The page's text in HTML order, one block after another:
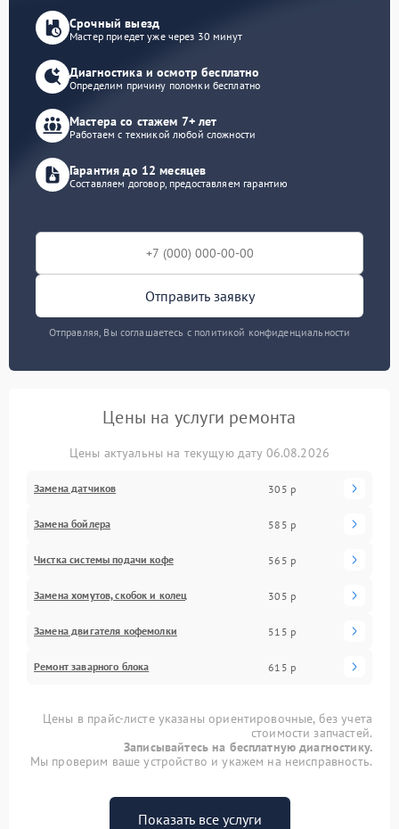
Срочный выезд
Мастер приедет уже через 30 минут
Диагностика и осмотр бесплатно
Определим причину поломки бесплатно
Мастера со стажем 7+ лет
Работаем с техникой любой сложности
Гарантия до 12 месяцев
Составляем договор, предоставляем гарантию
Отправить заявку
Отправляя, Вы соглашаетесь с политикой конфиденциальности
Цены на услуги ремонта
Цены актуальны на текущую дату 06.08.2026
Замена датчиков 305 р
Замена бойлера 585 р
Чистка системы подачи кофе 565 р
Замена хомутов, скобок и колец 305 р
Замена двигателя кофемолки 515 р
Ремонт заварного блока 615 р
Цены в прайс-листе указаны ориентировочные, без учета
стоимости запчастей.
Записывайтесь на бесплатную диагностику.
Мы проверим ваше устройство и укажем на неисправность.
Показать все услуги